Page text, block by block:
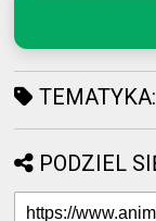
TEMATYKA:
PODZIEL